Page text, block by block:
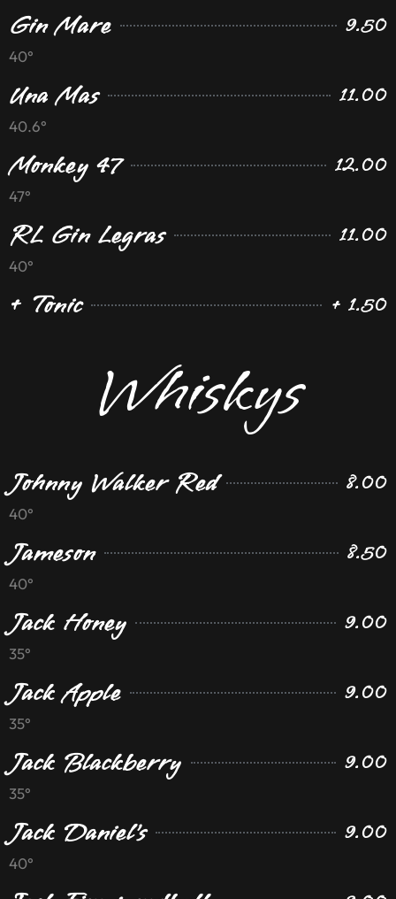
Gin Mare 9.50
40°
Una Mas 11.00
40.6°
Monkey 47 12.00
47°
RL Gin Legras 11.00
40°
+ Tonic + 1.50
Whiskys
Johnny Walker Red 8.00
40°
Jameson 8.50
40°
Jack Honey 9.00
35°
Jack Apple 9.00
35°
Jack Blackberry 9.00
35°
Jack Daniel's 9.00
40°